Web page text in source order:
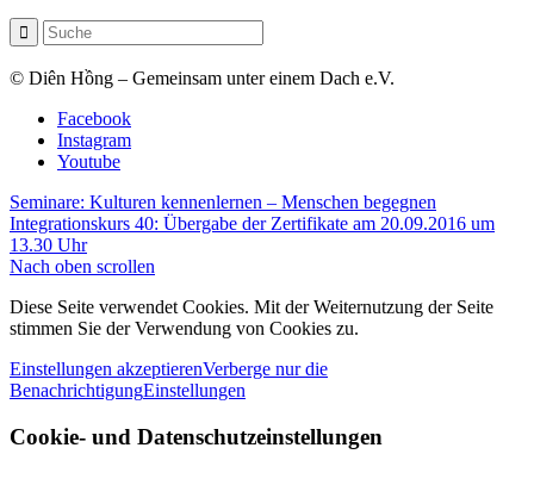
© Diên Hồng – Gemeinsam unter einem Dach e.V.
Facebook
Instagram
Youtube
Seminare: Kulturen kennenlernen – Menschen begegnen
Integrationskurs 40: Übergabe der Zertifikate am 20.09.2016 um
13.30 Uhr
Nach oben scrollen
Diese Seite verwendet Cookies. Mit der Weiternutzung der Seite
stimmen Sie der Verwendung von Cookies zu.
Einstellungen akzeptierenVerberge nur die
BenachrichtigungEinstellungen
Cookie- und Datenschutzeinstellungen